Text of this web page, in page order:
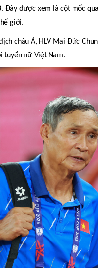
Đây được xem là cột mốc
giới.
châu Á, HLV Mai Đức
tuyển nữ Việt Nam.